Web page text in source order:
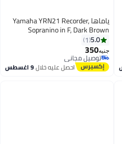
ياماها Yamaha YRN21 Recorder,
Sopranino in F, Dark Brown
5.0
1
جنيه350
توصيل مجاني
توصيل مجانياحصل عليه خلال9 اغسطس